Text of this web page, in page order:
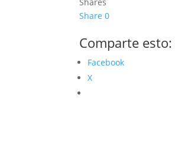
Share 0
Comparte esto:
Facebook
X